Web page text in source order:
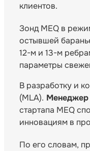
клиентов.
Зонд MEQ в
остывшей
12-м и 13-м
параметры
В разработку и
(MLA). Менеджер
стартапа MEQ
инновациям в
По его словам,